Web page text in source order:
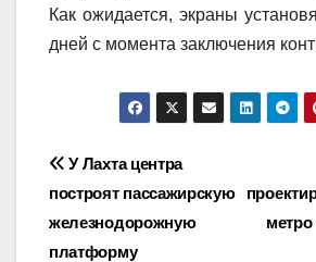
Как ожидается, экраны
дней с момента заключения
Навигация
по
У Лахта центра
построят пассажирскую
железнодорожную
платформу